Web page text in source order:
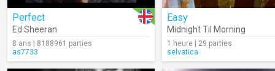
Perfect
Ed Sheeran
8 ans | 8188961 parties
as7733
Easy
Midnight Til Morning
1 heure | 29 parties
selvatica